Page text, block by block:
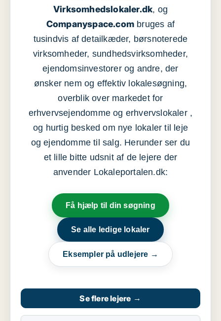
Virksomhedslokaler.dk, og
Companyspace.com bruges af
tusindvis af detailkæder, børsnoterede
virksomheder, sundhedsvirksomheder,
ejendomsinvestorer og andre, der
ønsker nem og effektiv lokalesøgning,
overblik over markedet for
erhvervsejendomme og erhvervslokaler ,
og hurtig besked om nye lokaler til leje
og ejendomme til salg. Herunder ser du
et lille bitte udsnit af de lejere der
anvender Lokaleportalen.dk:
Få hjælp til din søgning
Se alle ledige lokaler
Eksempler på udlejere →
Se flere lejere →